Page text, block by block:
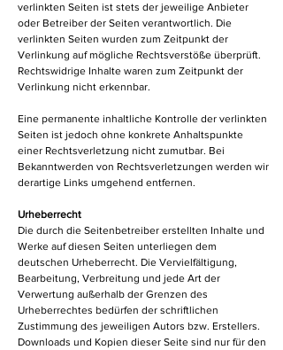
verlinkten Seiten ist stets der jeweilige Anbieter
oder Betreiber der Seiten verantwortlich. Die
verlinkten Seiten wurden zum Zeitpunkt der
Verlinkung auf mögliche Rechtsverstöße überprüft.
Rechtswidrige Inhalte waren zum Zeitpunkt der
Verlinkung nicht erkennbar.
Eine permanente inhaltliche Kontrolle der verlinkten
Seiten ist jedoch ohne konkrete Anhaltspunkte
einer Rechtsverletzung nicht zumutbar. Bei
Bekanntwerden von Rechtsverletzungen werden wir
derartige Links umgehend entfernen.
Urheberrecht
Die durch die Seitenbetreiber erstellten Inhalte und
Werke auf diesen Seiten unterliegen dem
deutschen Urheberrecht. Die Vervielfältigung,
Bearbeitung, Verbreitung und jede Art der
Verwertung außerhalb der Grenzen des
Urheberrechtes bedürfen der schriftlichen
Zustimmung des jeweiligen Autors bzw. Erstellers.
Downloads und Kopien dieser Seite sind nur für den